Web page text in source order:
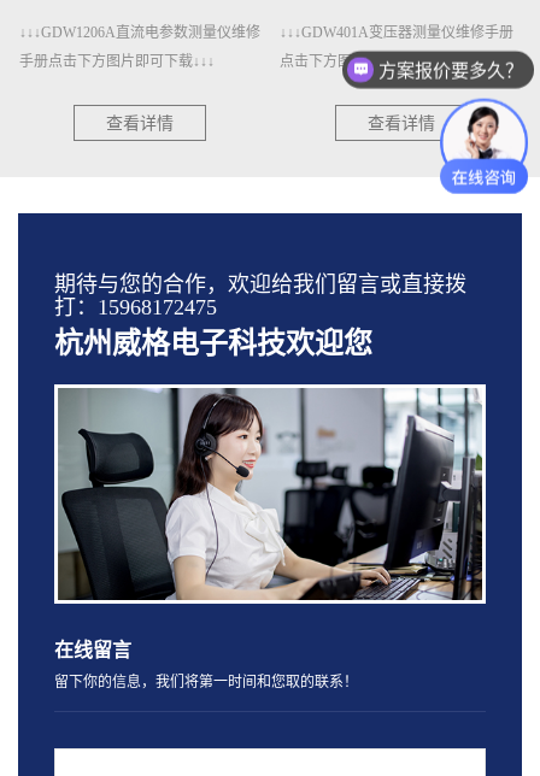
↓↓↓GDW1206A直流电参数测量仪维修
手册点击下方图片即可下载↓↓↓
查看详情
↓↓↓GDW401A变压器测量仪维修手册
点击下方图片即可下载↓↓↓
查看详情
期待与您的合作，欢迎给我们留言或直接拨
打：15968172475
杭州威格电子科技欢迎您
在线留言
留下你的信息，我们将第一时间和您取的联系！
方案报价要多久？